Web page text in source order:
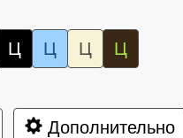
Ц Ц Ц Ц
Дополнительно